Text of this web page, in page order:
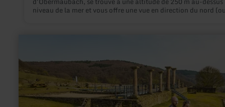
niveau de la mer et vous offre une vue en direction du nord
sur
romaine
de
Holsthum